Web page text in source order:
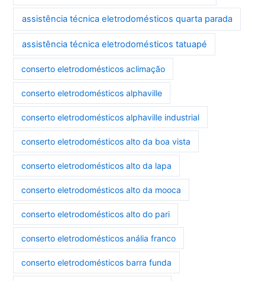
assistência técnica eletrodomésticos quarta parada
assistência técnica eletrodomésticos tatuapé
conserto eletrodomésticos aclimação
conserto eletrodomésticos alphaville
conserto eletrodomésticos alphaville industrial
conserto eletrodomésticos alto da boa vista
conserto eletrodomésticos alto da lapa
conserto eletrodomésticos alto da mooca
conserto eletrodomésticos alto do pari
conserto eletrodomésticos anália franco
conserto eletrodomésticos barra funda